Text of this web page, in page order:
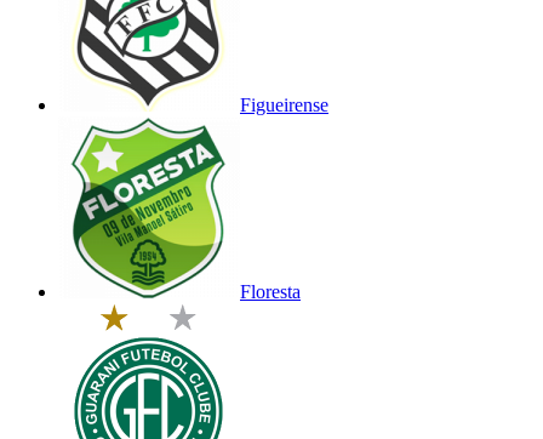
Figueirense
Floresta